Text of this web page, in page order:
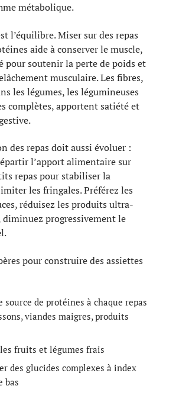
métabolique.
l’équilibre. Miser sur des repas
aide à conserver le muscle,
pour soutenir la perte de poids et
musculaire. Les fibres,
les légumes, les légumineuses
complètes, apportent satiété et
des repas doit aussi évoluer :
l’apport alimentaire sur
repas pour stabiliser la
les fringales. Préférez les
réduisez les produits ultra-
diminuez progressivement le
pour construire des assiettes
source de protéines à chaque repas
viandes maigres, produits
fruits et légumes frais
des glucides complexes à index
bas